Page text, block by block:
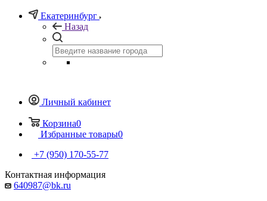
Екатеринбург
Назад
Личный кабинет
Корзина0
Избранные товары0
+7 (950) 170-55-77
Контактная информация
640987@bk.ru